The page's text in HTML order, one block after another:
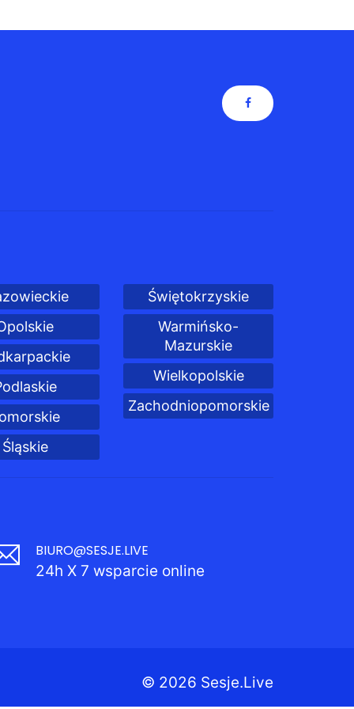
Śląskie
Świętokrzyskie
Warmińsko-
Mazurskie
Wielkopolskie
Zachodniopomorskie
BIURO@SESJE.LIVE
24h X 7 wsparcie online
© 2026 Sesje.Live